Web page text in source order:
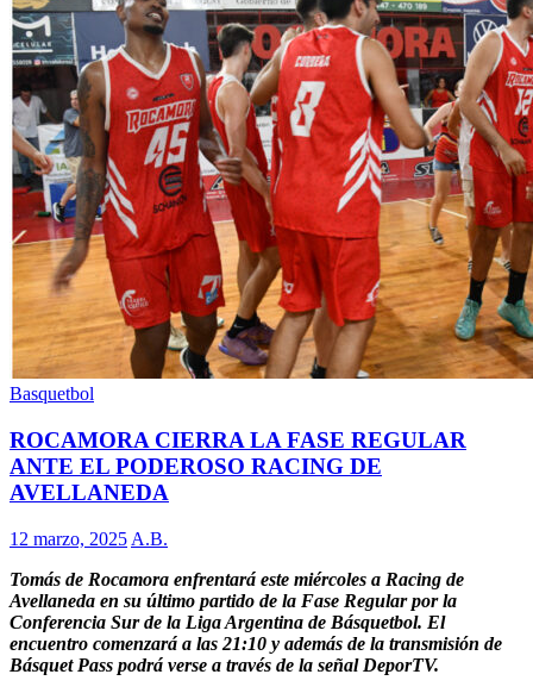
Basquetbol
ROCAMORA CIERRA LA FASE REGULAR
ANTE EL PODEROSO RACING DE
AVELLANEDA
12 marzo, 2025 A.B.
Tomás de Rocamora enfrentará este miércoles a Racing de
Avellaneda en su último partido de la Fase Regular por la
Conferencia Sur de la Liga Argentina de Básquetbol. El
encuentro comenzará a las 21:10 y además de la transmisión de
Básquet Pass podrá verse a través de la señal DeporTV.